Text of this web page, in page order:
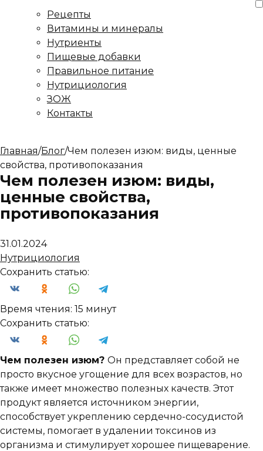
Рецепты
Витамины и минералы
Нутриенты
Пищевые добавки
Правильное питание
Нутрициология
ЗОЖ
Контакты
Главная/Блог/Чем полезен изюм: виды, ценные
свойства, противопоказания
Чем полезен изюм: виды,
ценные свойства,
противопоказания
31.01.2024
Нутрициология
Сохранить статью:
Время чтения: 15 минут
Сохранить статью:
Чем полезен изюм? Он представляет собой не
просто вкусное угощение для всех возрастов, но
также имеет множество полезных качеств. Этот
продукт является источником энергии,
способствует укреплению сердечно-сосудистой
системы, помогает в удалении токсинов из
организма и стимулирует хорошее пищеварение.